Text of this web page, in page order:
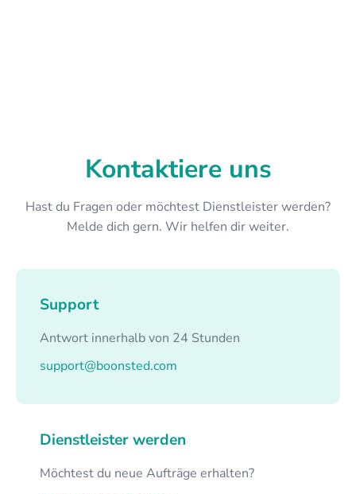
Kontaktiere uns
Hast du Fragen oder möchtest Dienstleister werden?
Melde dich gern. Wir helfen dir weiter.
Support
Antwort innerhalb von 24 Stunden
support@boonsted.com
Dienstleister werden
Möchtest du neue Aufträge erhalten?